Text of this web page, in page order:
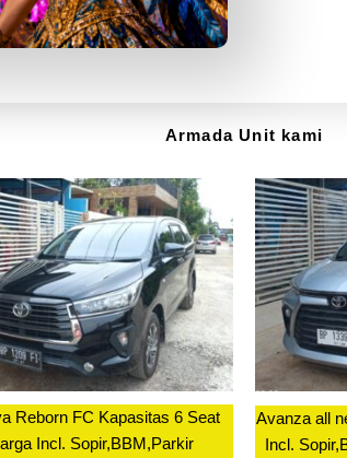
Armada Unit kami
Reborn FC Kapasitas 6 Seat
Incl. Sopir,BBM,Parkir
Avanza all
Incl.